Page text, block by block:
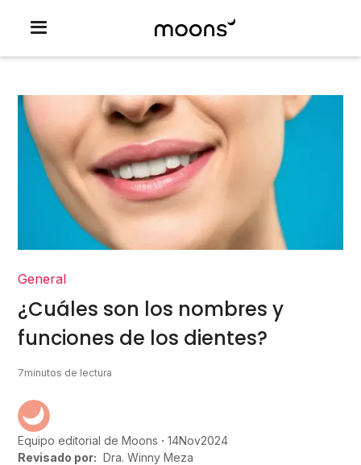
General
¿Cuáles son los nombres y
funciones de los dientes?
7minutos de lectura
Equipo editorial de Moons 14Nov2024
Revisado por: Dra. Winny Meza